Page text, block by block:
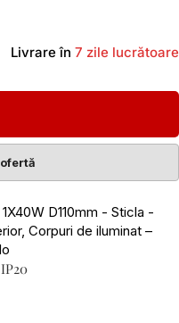
Livrare în 7 zile lucrătoare